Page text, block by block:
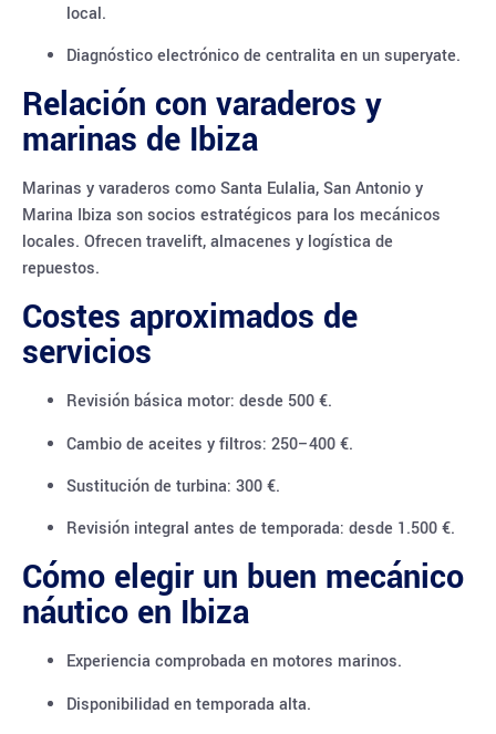
local.
Diagnóstico electrónico de centralita en un superyate.
Relación con varaderos y
marinas de Ibiza
Marinas y varaderos como Santa Eulalia, San Antonio y
Marina Ibiza son socios estratégicos para los mecánicos
locales. Ofrecen travelift, almacenes y logística de
repuestos.
Costes aproximados de
servicios
Revisión básica motor: desde 500 €.
Cambio de aceites y filtros: 250–400 €.
Sustitución de turbina: 300 €.
Revisión integral antes de temporada: desde 1.500 €.
Cómo elegir un buen mecánico
náutico en Ibiza
Experiencia comprobada en motores marinos.
Disponibilidad en temporada alta.